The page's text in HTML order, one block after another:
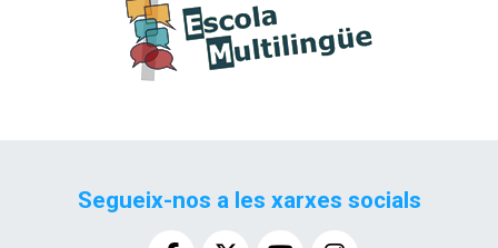
Segueix-nos a les xarxes socials